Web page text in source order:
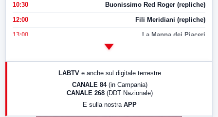
10:30 Buonissimo Red Roger (repliche)
12:00 Fili Meridiani (repliche)
13:00 La Mappa dei Piaceri
17:00 LabNews (replica)
LABTV e anche sul digitale terrestre
CANALE 84 (in Campania)
CANALE 268 (DDT Nazionale)
E sulla nostra APP